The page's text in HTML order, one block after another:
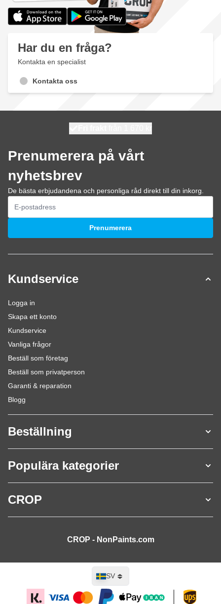
Har du en fråga?
Kontakta en specialist
Kontakta oss
Prenumerera på vårt
nyhetsbrev
De bästa erbjudandena och personliga råd direkt till din inkorg.
E-postadress
Prenumerera
Kundservice
Logga in
Skapa ett konto
Kundservice
Vanliga frågor
Beställ som företag
Beställ som privatperson
Garanti & reparation
Blogg
Beställning
Populära kategorier
CROP
CROP - NonPaints.com
SV